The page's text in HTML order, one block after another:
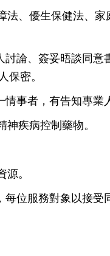
、優生保健法、
論、簽妥晤談同
保密。
事者，有告知專
疾病控制藥物。
。
位服務對象以接